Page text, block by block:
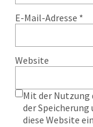
E-Mail-Adresse *
Website
Mit der Nutzung
der
diese Website